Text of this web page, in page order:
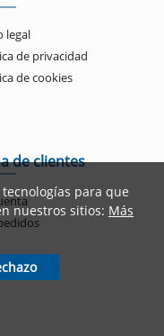
legal
de privacidad
de cookies
de clientes
para que
nuestros sitios: Más